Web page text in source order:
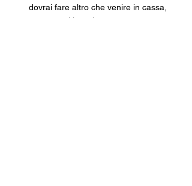
dovrai fare altro che venire in cassa,
pagare e ritirare la tua tessera